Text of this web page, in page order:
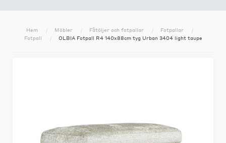
Hem Möbler Fåtöljer och fotpallar
Fotpallar
Fotpall
OLBIA Fotpall R4 140x88cm tyg Urban 3404 light taupe